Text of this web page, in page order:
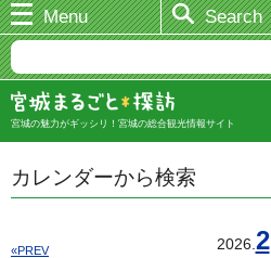
Menu Search
宮城の魅力がギッシリ！宮城の総合観光情報サイト
カレンダーから検索
2026. 2
«PREV